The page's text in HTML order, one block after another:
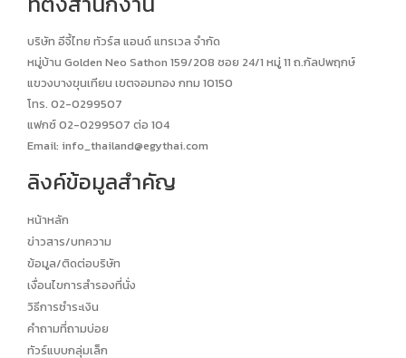
บริษัท อีจี้ไทย ทัวร์ส แอนด์ แทรเวล จำกัด
หมู่บ้าน Golden Neo Sathon 159/208 ซอย 24/1 หมู่ 11 ถ.กัลปพฤกษ์
แขวงบางขุนเทียน เขตจอมทอง กทม 10150
โทร. 02-0299507
แฟกซ์ 02-0299507 ต่อ 104
Email: info_thailand@egythai.com
ลิงค์ข้อมูลสำคัญ
หน้าหลัก
ข่าวสาร/บทความ
ข้อมูล/ติดต่อบริษัท
เงื่อนไขการสำรองที่นั่ง
วิธีการชำระเงิน
คำถามที่ถามบ่อย
ทัวร์แบบกลุ่มเล็ก